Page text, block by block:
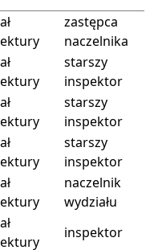
zastępca
naczelnika
starszy
inspektor
starszy
inspektor
starszy
inspektor
naczelnik
wydziału
inspektor